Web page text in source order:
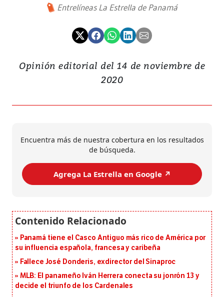
Entrelíneas La Estrella de Panamá
Opinión editorial del 14 de noviembre de
2020
Encuentra más de nuestra cobertura en los resultados
de búsqueda.
Agrega La Estrella en Google ↗️
Panamá tiene el Casco Antiguo más rico de América por
su influencia española, francesa y caribeña
Fallece José Donderis, exdirector del Sinaproc
MLB: El panameño Iván Herrera conecta su jonrón 13 y
decide el triunfo de los Cardenales